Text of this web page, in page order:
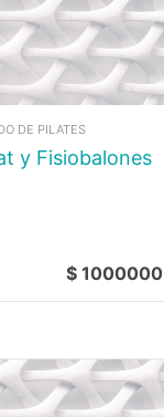
DE PILATES
y Fisiobalones
$ 1000000